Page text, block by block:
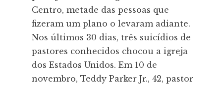
Centro, metade das pessoas que
fizeram um plano o levaram adiante.
Nos últimos 30 dias, três suicídios de
pastores conhecidos chocou a igreja
dos Estados Unidos. Em 10 de
novembro, Teddy Parker Jr., 42, pastor